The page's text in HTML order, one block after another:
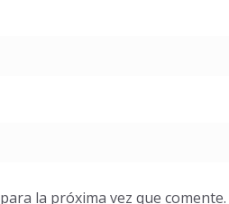
la próxima vez que comente.